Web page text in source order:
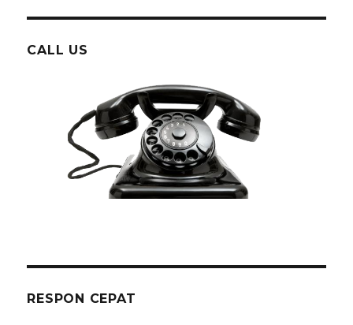
CALL US
RESPON CEPAT